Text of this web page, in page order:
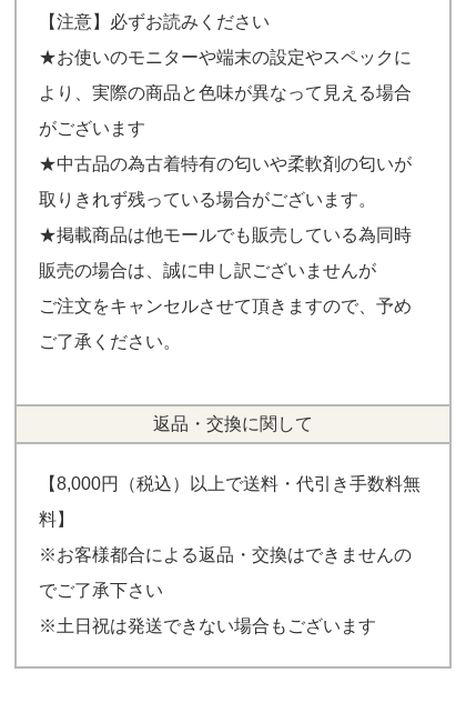
【注意】必ずお読みください
★お使いのモニターや端末の設定やスペックに
より、実際の商品と色味が異なって見える場合
がございます
★中古品の為古着特有の匂いや柔軟剤の匂いが
取りきれず残っている場合がございます。
★掲載商品は他モールでも販売している為同時
販売の場合は、誠に申し訳ございませんが
ご注文をキャンセルさせて頂きますので、予め
ご了承ください。
返品・交換に関して
【8,000円（税込）以上で送料・代引き手数料無
料】
※お客様都合による返品・交換はできませんの
でご了承下さい
※土日祝は発送できない場合もございます